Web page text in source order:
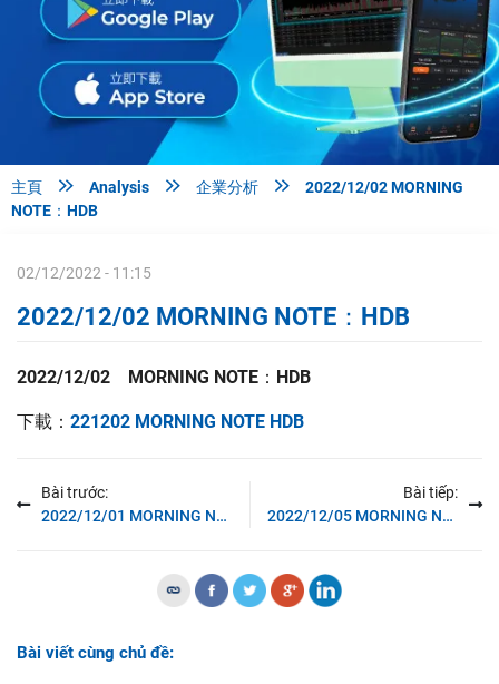
主頁  Analysis  企業分析 
2022/12/02 MORNING
NOTE：HDB
02/12/2022 - 11:15
2022/12/02 MORNING NOTE：HDB
2022/12/02 MORNING NOTE：HDB
下載： 221202 MORNING NOTE HDB
Bài trước:
2022/12/01 MORNING NOTE：BMP
Bài tiếp:
2022/12/05 MORNING NOTE：銀行
Bài viết cùng chủ đề: